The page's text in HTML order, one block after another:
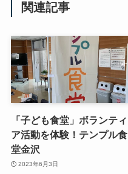
関連記事
「子ども食堂」ボランティ
ア活動を体験！テンプル食
堂金沢
2023年6月3日